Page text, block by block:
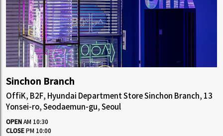
Sinchon Branch
OffiK, B2F, Hyundai Department Store Sinchon Branch, 13
Yonsei-ro, Seodaemun-gu, Seoul
OPEN AM 10:30
CLOSE PM 10:00